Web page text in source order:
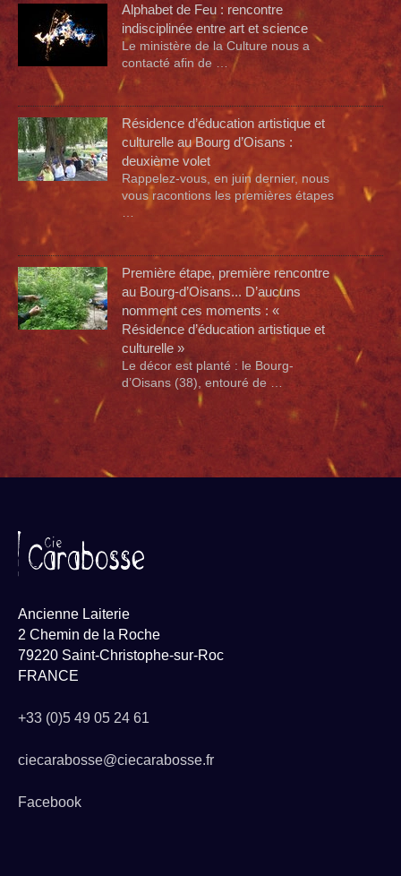
Alphabet de Feu : rencontre
indisciplinée entre art et science
Le ministère de la Culture nous a
contacté afin de …
Résidence d’éducation artistique et
culturelle au Bourg d’Oisans :
deuxième volet
Rappelez-vous, en juin dernier, nous
vous racontions les premières étapes
Première étape, première rencontre
au Bourg-d’Oisans... D’aucuns
nomment ces moments : «
Résidence d’éducation artistique et
culturelle »
Le décor est planté : le Bourg-
d’Oisans (38), entouré de …
Ancienne Laiterie
2 Chemin de la Roche
79220 Saint-Christophe-sur-Roc
FRANCE
+33 (0)5 49 05 24 61
ciecarabosse@ciecarabosse.fr
Facebook